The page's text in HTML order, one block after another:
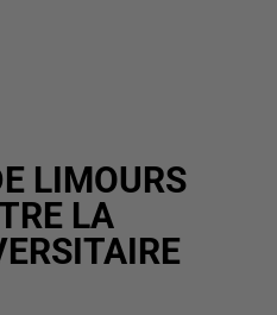
LIMOURS
LA